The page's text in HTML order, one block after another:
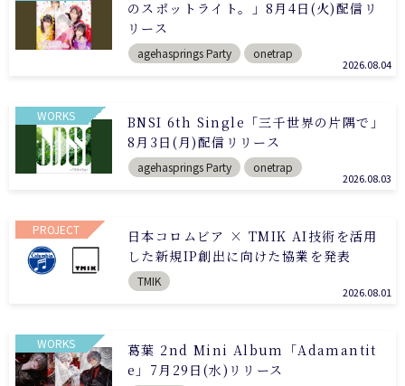
のスポットライト。」8月4日(火)配信リ
リース
agehasprings Party onetrap
2026.08.04
WORKS
BNSI 6th Single「三千世界の片隅で」
8月3日(月)配信リリース
agehasprings Party onetrap
2026.08.03
PROJECT
日本コロムビア × TMIK AI技術を活用
した新規IP創出に向けた協業を発表
TMIK
2026.08.01
WORKS
葛葉 2nd Mini Album「Adamantit
e」7月29日(水)リリース